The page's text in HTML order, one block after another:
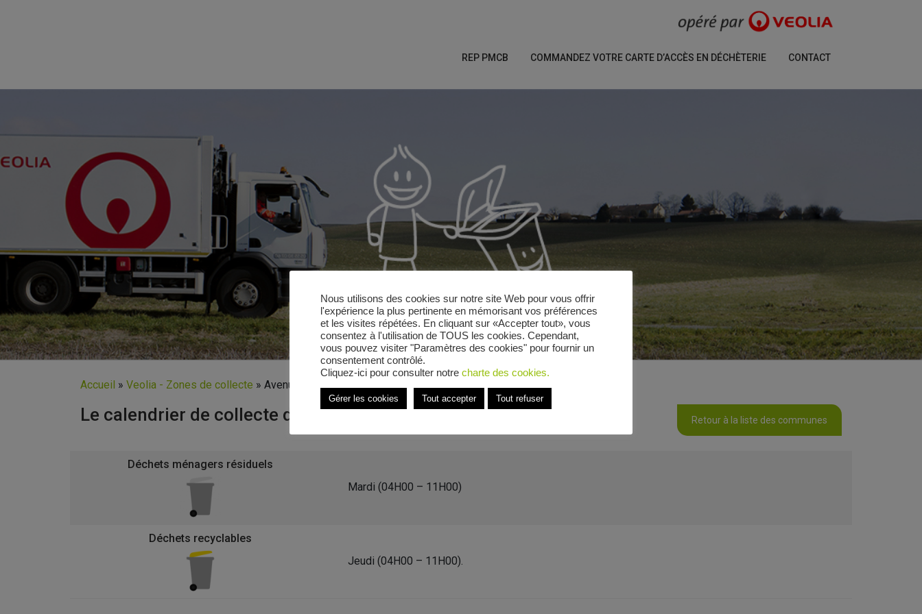
REP PMCB COMMANDEZ VOTRE CARTE D’ACCÈS EN DÉCHÈTERIE CONTACT
Accueil » Veolia - Zones de collecte » Avenue Caumont la Force
Le calendrier de collecte de Avenue Caumont la Force Retour à la liste des communes
Déchets ménagers résiduels
Mardi (04H00 – 11H00)
Déchets recyclables
Jeudi (04H00 – 11H00).
Nous utilisons des cookies sur notre site Web pour vous offrir
l'expérience la plus pertinente en mémorisant vos préférences
et les visites répétées. En cliquant sur «Accepter tout», vous
consentez à l'utilisation de TOUS les cookies. Cependant,
vous pouvez visiter "Paramètres des cookies" pour fournir un
consentement contrôlé.
Cliquez-ici pour consulter notre charte des cookies.
Gérer les cookies Tout accepter Tout refuser